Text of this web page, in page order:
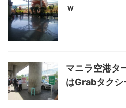
ｗ
マニラ空港タ
はGrabタクシ